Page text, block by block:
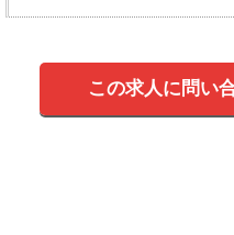
この求人に問い